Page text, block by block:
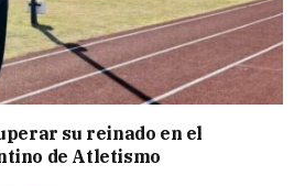
su reinado en el
de Atletismo